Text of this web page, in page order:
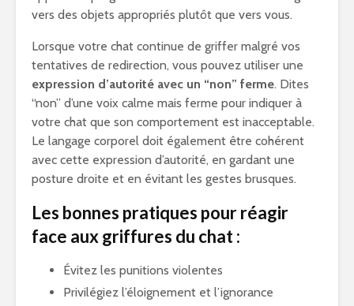
vers des objets appropriés plutôt que vers vous.
Lorsque votre chat continue de griffer malgré vos
tentatives de redirection, vous pouvez utiliser une
expression d’autorité avec un “non” ferme. Dites
“non” d’une voix calme mais ferme pour indiquer à
votre chat que son comportement est inacceptable.
Le langage corporel doit également être cohérent
avec cette expression d’autorité, en gardant une
posture droite et en évitant les gestes brusques.
Les bonnes pratiques pour réagir
face aux griffures du chat :
Évitez les punitions violentes
Privilégiez l’éloignement et l’ignorance